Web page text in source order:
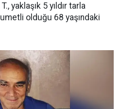
yaklaşık 5 yıldır tarla
olduğu 68 yaşındaki